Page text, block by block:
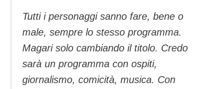
Tutti i personaggi sanno fare, bene o
male, sempre lo stesso programma.
Magari solo cambiando il titolo. Credo
sarà un programma con ospiti,
giornalismo, comicità, musica. Con